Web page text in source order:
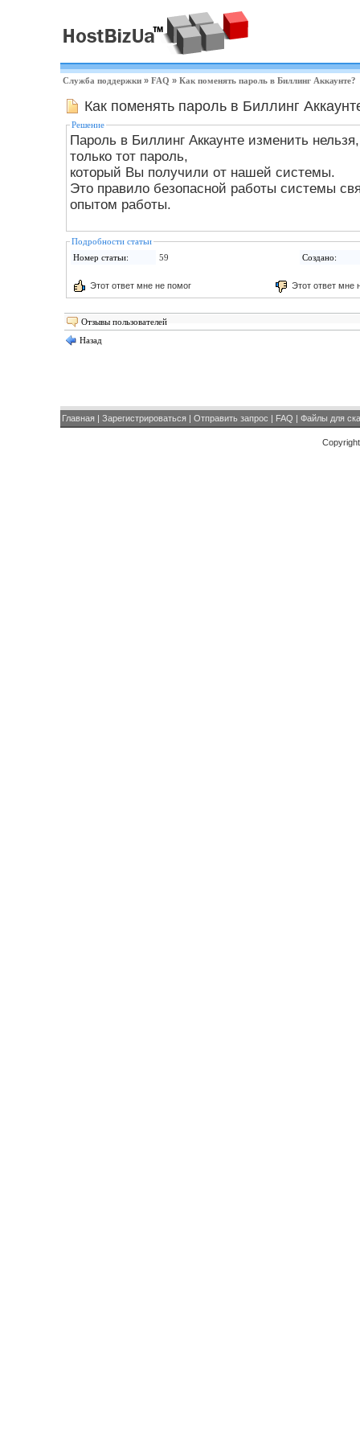
Служба поддержки » FAQ » Как поменять пароль в Биллинг Аккаунте?
Как поменять пароль в Биллинг
Решение
Пароль в Биллинг Аккаунте изменить
только тот пароль,
который Вы получили от нашей системы.
Это правило безопасной работы системы
опытом работы.
Подробности статьи
Номер статьи:
59 Создано:
Этот ответ мне не помог Этот ответ мне
Отзывы пользователей
Назад
Главная | Зарегистрироваться | Отправить запрос | FAQ | Файлы для